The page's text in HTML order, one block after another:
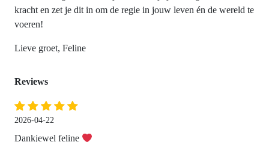
kracht en zet je dit in om de regie in jouw leven én de wereld te
voeren!
Lieve groet, Feline
Reviews
2026-04-22
Dankjewel feline